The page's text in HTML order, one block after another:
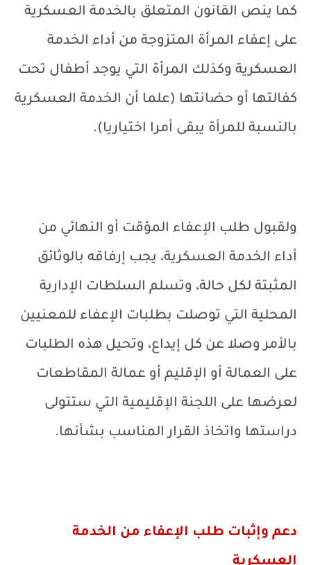
كما ينص القانون المتعلق بالخدمة العسكرية
على إعفاء المرأة المتزوجة من أداء الخدمة
العسكرية وكذلك المرأة التي يوجد أطفال تحت
كفالتها أو حضانتها (علما أن الخدمة العسكرية
بالنسبة للمرأة يبقى أمرا اختياريا).
ولقبول طلب الإعفاء المؤقت أو النهائي من
أداء الخدمة العسكرية، يجب إرفاقه بالوثائق
المثبتة لكل حالة، وتسلم السلطات الإدارية
المحلية التي توصلت بطلبات الإعفاء للمعنيين
بالأمر وصلا عن كل إيداع، وتحيل هذه الطلبات
على العمالة أو الإقليم أو عمالة المقاطعات
لعرضها على اللجنة الإقليمية التي ستتولى
دراستها واتخاذ القرار المناسب بشأنها.
دعم وإثبات طلب الإعفاء من الخدمة